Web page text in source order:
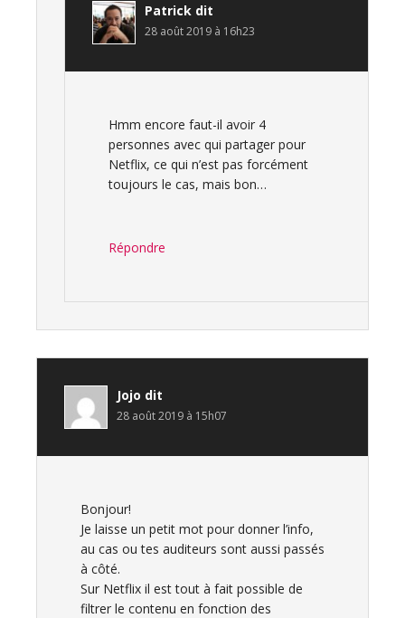
Patrick dit
28 août 2019 à 16h23
Hmm encore faut-il avoir 4
personnes avec qui partager pour
Netflix, ce qui n’est pas forcément
toujours le cas, mais bon…
Répondre
Jojo dit
28 août 2019 à 15h07
Bonjour!
Je laisse un petit mot pour donner l’info,
au cas ou tes auditeurs sont aussi passés
à côté.
Sur Netflix il est tout à fait possible de
filtrer le contenu en fonction des